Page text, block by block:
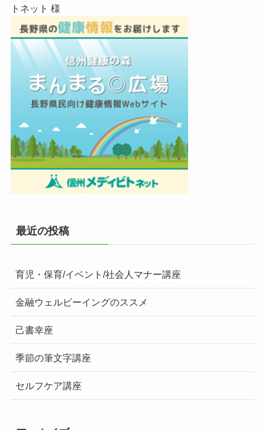
トネット 様
最近の投稿
育児・保育/イベント/社会人マナー講座
金融ウェルビーイングのススメ
己書幸座
季節の筆文字講座
セルフケア講座